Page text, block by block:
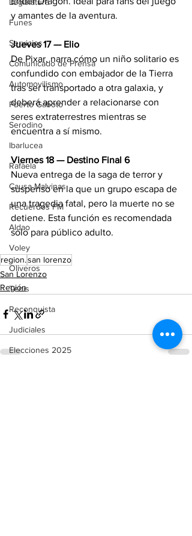
Funes
Servicios
Comunicado de Prensa
Automovilismo
Puerto Gaboto
Serodino
Ibarlucea
Rafaela
Causa Malvinas
Recuerdos FM
Aldao
Voley
Oliveros
Tenis
Reconquista
Judiciales
Elecciones 2025
y amantes de la aventura.
Jueves 17 — Elio
De Pixar, narra cómo un niño solitario es
confundido con embajador de la Tierra
tras ser transportado a otra galaxia, y
deberá aprender a relacionarse con
seres extraterrestres mientras se
encuentra a sí mismo.
Viernes 18 — Destino Final 6
Nueva entrega de la saga de terror y
suspenso en la que un grupo escapa de
una tragedia fatal, pero la muerte no se
detiene. Esta función es recomendada
solo para público adulto.
region.san lorenzo
San Lorenzo
Región